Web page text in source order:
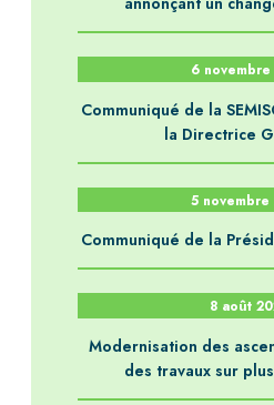
6 novembre
Communiqué de la
la Directrice
5 novembre
Communiqué de la
8 août
Modernisation des
des travaux sur